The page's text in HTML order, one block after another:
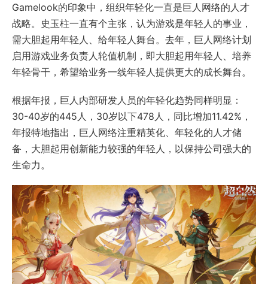
Gamelook的印象中，组织年轻化一直是巨人网络的人才
战略。史玉柱一直有个主张，认为游戏是年轻人的事业，
需大胆起用年轻人、给年轻人舞台。去年，巨人网络计划
启用游戏业务负责人轮值机制，即大胆起用年轻人、培养
年轻骨干，希望给业务一线年轻人提供更大的成长舞台。
根据年报，巨人内部研发人员的年轻化趋势同样明显：
30-40岁的445人，30岁以下478人，同比增加11.42%，
年报特地指出，巨人网络注重精英化、年轻化的人才储
备，大胆起用创新能力较强的年轻人，以保持公司强大的
生命力。